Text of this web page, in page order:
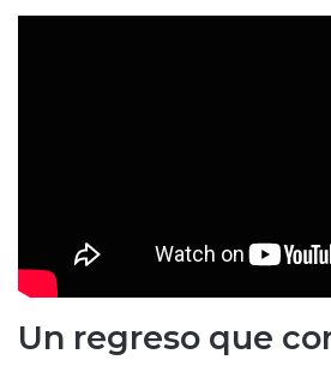
Un regreso que